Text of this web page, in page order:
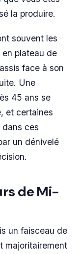
la produire.
souvent les
en plateau de
face à son
Une
45 ans se
et certaines
ces
un dénivelé
de Mi-
un faisceau de
majoritairement